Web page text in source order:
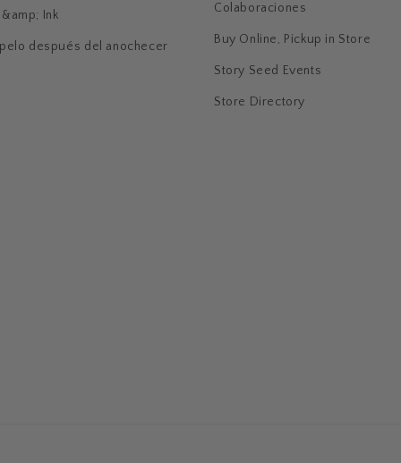
Ink
después del anochecer
Colaboraciones
Buy Online, Pickup in Store
Story Seed Events
Store Directory